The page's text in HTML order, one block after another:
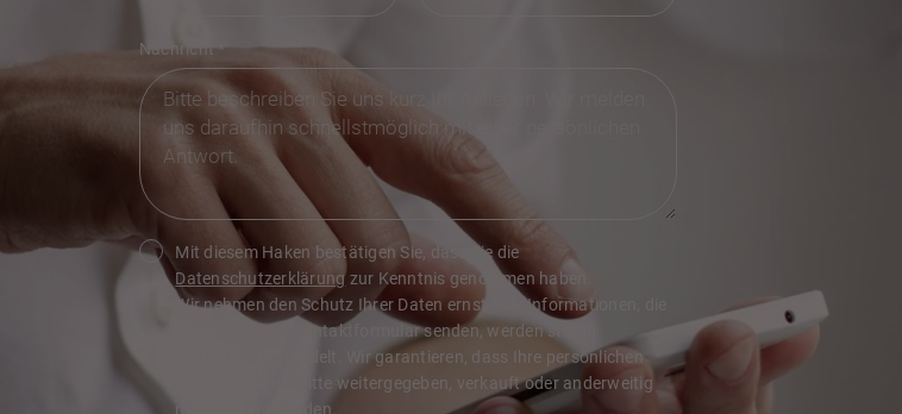
Nachricht*
Mit diesem Haken bestätigen Sie, dass Sie die
Datenschutzerklärungzur Kenntnis genommen haben.
Wir nehmen den Schutz Ihrer Daten ernst. Alle Informationen, die
Sie über dieses Kontaktformular senden, werden streng
vertraulich behandelt. Wir garantieren, dass Ihre persönlichen
Daten nicht an Dritte weitergegeben, verkauft oder anderweitig
missbraucht werden.